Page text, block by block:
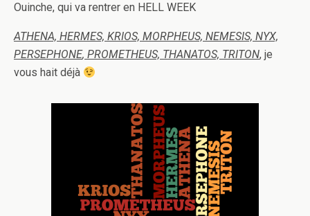
Ouinche, qui va rentrer en HELL WEEK
ATHENA, HERMES, KRIOS, MORPHEUS, NEMESIS, NYX,
PERSEPHONE, PROMETHEUS, THANATOS, TRITON, je
vous hait déjà